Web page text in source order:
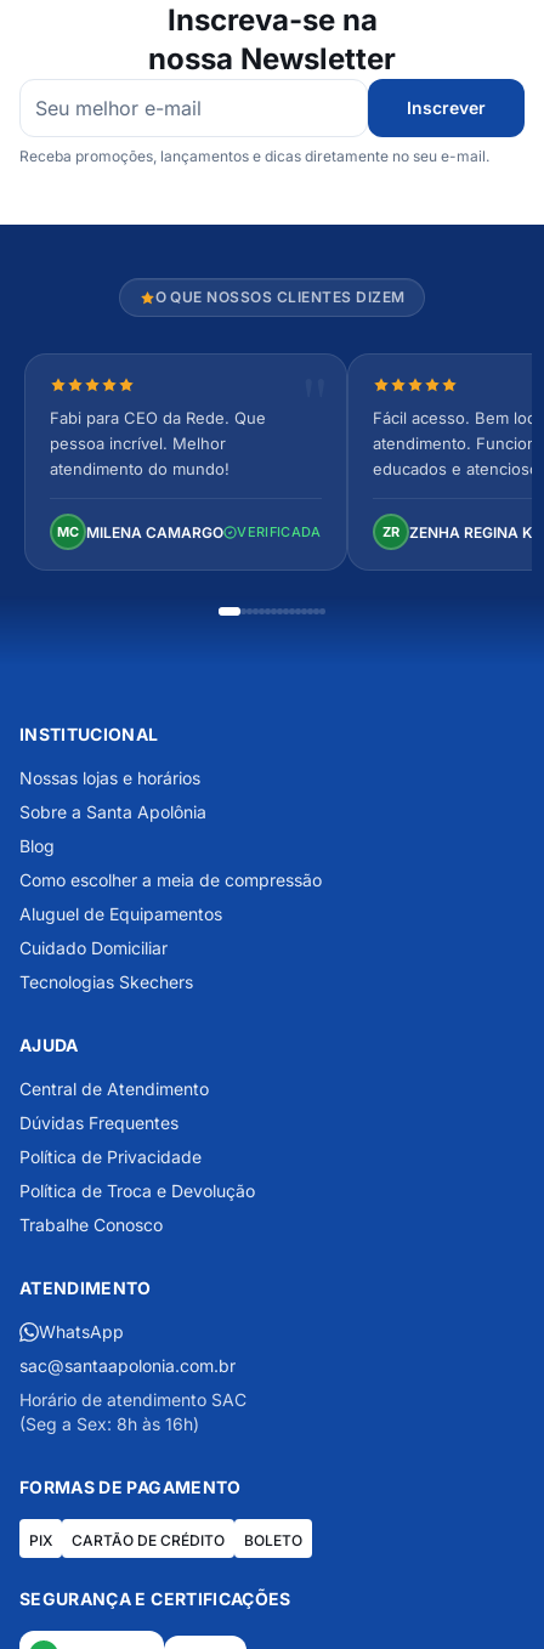
Inscreva-se na
nossa Newsletter
Inscrever
Receba promoções, lançamentos e dicas diretamente no seu e-mail.
O QUE NOSSOS CLIENTES DIZEM
Nota 5 de 5 estrelas
Fabi para CEO da Rede. Que
pessoa incrível. Melhor
atendimento do mundo!
MC MILENA CAMARGO VERIFICADA
Nota 5 de 5
Fácil acesso. Bem
atendimento.
educados e
Perfeito!
ZR ZENHA REGINA
INSTITUCIONAL
Nossas lojas e horários
Sobre a Santa Apolônia
Blog
Como escolher a meia de compressão
Aluguel de Equipamentos
Cuidado Domiciliar
Tecnologias Skechers
AJUDA
Central de Atendimento
Dúvidas Frequentes
Política de Privacidade
Política de Troca e Devolução
Trabalhe Conosco
ATENDIMENTO
WhatsApp
sac@santaapolonia.com.br
Horário de atendimento SAC
(Seg a Sex: 8h às 16h)
FORMAS DE PAGAMENTO
PIX CARTÃO DE CRÉDITO BOLETO
SEGURANÇA E CERTIFICAÇÕES